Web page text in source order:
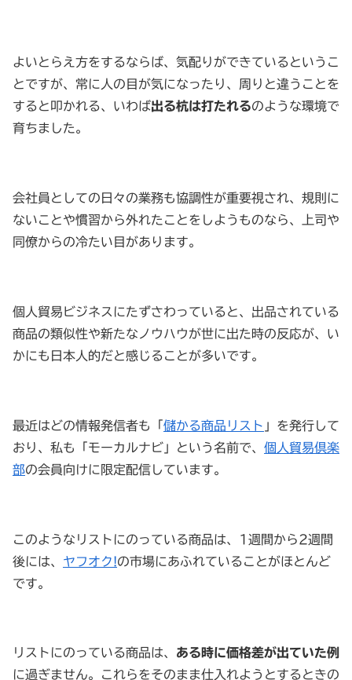
よいとらえ方をするならば、気配りができているというこ
とですが、常に人の目が気になったり、周りと違うことを
すると叩かれる、いわば出る杭は打たれるのような環境で
育ちました。
会社員としての日々の業務も協調性が重要視され、規則に
ないことや慣習から外れたことをしようものなら、上司や
同僚からの冷たい目があります。
個人貿易ビジネスにたずさわっていると、出品されている
商品の類似性や新たなノウハウが世に出た時の反応が、い
かにも日本人的だと感じることが多いです。
最近はどの情報発信者も「 儲かる商品リスト 」を発行して
おり、私も「モーカルナビ」という名前で、 個人貿易倶楽
部の会員向けに限定配信しています。
このようなリストにのっている商品は、1週間から2週間
後には、 ヤフオク!の市場にあふれていることがほとんど
です。
リストにのっている商品は、 ある時に価格差が出ていた例
に過ぎません。これらをそのまま仕入れようとするときの